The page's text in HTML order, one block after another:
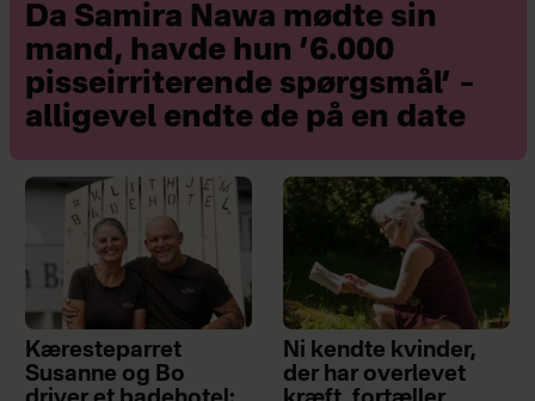
Da Samira Nawa mødte sin
mand, havde hun ’6.000
pisseirriterende spørgsmål’ –
alligevel endte de på en date
Kæresteparret
Susanne og Bo
Ni kendte kvinder,
der har overlevet